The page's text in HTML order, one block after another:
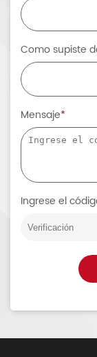
Como supiste
Mensaje*
Ingrese el